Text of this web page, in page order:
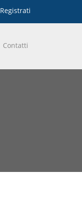
Registrati
Contatti